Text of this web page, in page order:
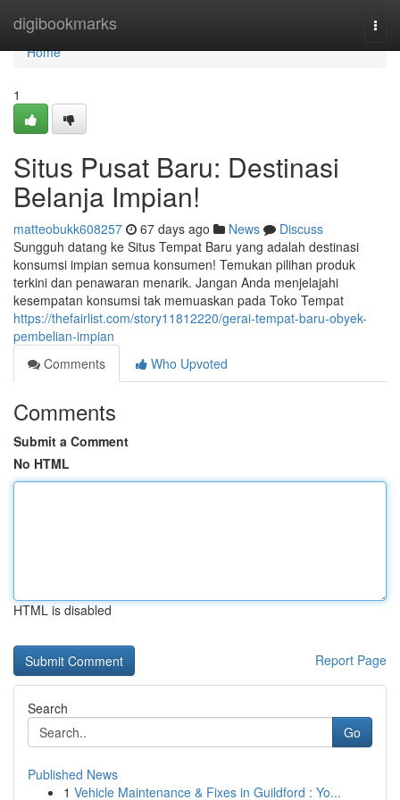
digibookmarks
Home
Home
1
Situs Pusat Baru: Destinasi
Belanja Impian!
matteobukk608257 67 days ago News
Discuss
Sungguh datang ke Situs Tempat Baru yang adalah destinasi
konsumsi impian semua konsumen! Temukan pilihan produk
terkini dan penawaran menarik. Jangan Anda menjelajahi
kesempatan konsumsi tak memuaskan pada Toko Tempat
https://thefairlist.com/story11812220/gerai-tempat-baru-obyek-
pembelian-impian
Comments
Who Upvoted
Comments
Submit a Comment
No HTML
HTML is disabled
Report Page
Search
Go
Published News
1 Vehicle Maintenance & Fixes in Guildford : Yo...